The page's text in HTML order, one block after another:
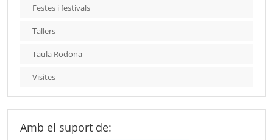
Festes i festivals
Tallers
Taula Rodona
Visites
Amb el suport de: